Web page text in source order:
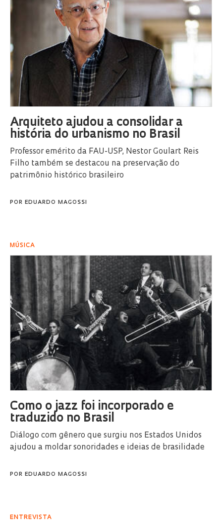
Arquiteto ajudou a consolidar a
história do urbanismo no Brasil
Professor emérito da FAU-USP, Nestor Goulart Reis
Filho também se destacou na preservação do
patrimônio histórico brasileiro
POR EDUARDO MAGOSSI
MÚSICA
Como o jazz foi incorporado e
traduzido no Brasil
Diálogo com gênero que surgiu nos Estados Unidos
ajudou a moldar sonoridades e ideias de brasilidade
POR EDUARDO MAGOSSI
ENTREVISTA